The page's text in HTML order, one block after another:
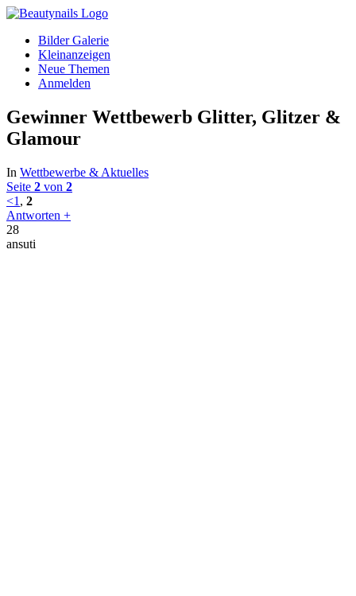
Bilder Galerie
Kleinanzeigen
Neue Themen
Anmelden
Gewinner Wettbewerb Glitter, Glitzer &
Glamour
In Wettbewerbe & Aktuelles
Seite 2 von 2
<1 , 2
Antworten +
28
ansuti